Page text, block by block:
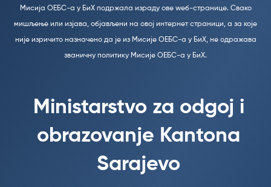
Мисија ОЕБС-а у БиХ подржала израду ове wеб-странице. Свако
мишљење или изјава, објављени на овој интернет страници, а за које
није изричито назначено да је из Мисије ОЕБС-а у БиХ, не одражава
званичну политику Мисије ОЕБС-а у БиХ.
Ministarstvo za odgoj i
obrazovanje Kantona
Sarajevo